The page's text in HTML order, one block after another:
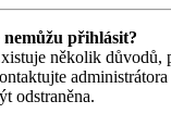
nemůžu přihlásit?
několik důvodů,
odstraněna.